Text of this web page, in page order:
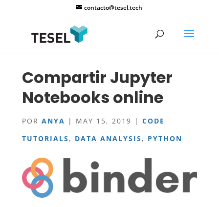
contacto@tesel.tech
Compartir Jupyter
Notebooks online
POR ANYA | MAY 15, 2019 | CODE
TUTORIALS, DATA ANALYSIS, PYTHON